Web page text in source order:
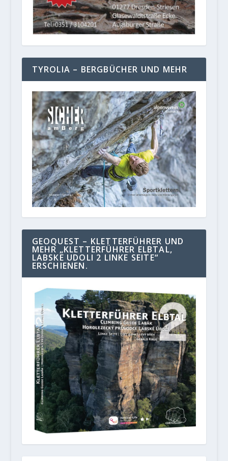
TYROLIA – BERGBÜCHER UND MEHR
GEOQUEST – KLETTERFÜHRER UND
MEHR „KLETTERFÜHRER ELBTAL,
LABSKE UDOLI 2 LINKE SEITE“
ERSCHIENEN.